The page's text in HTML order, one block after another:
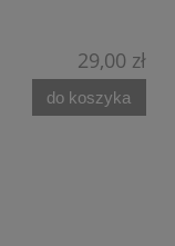
29,00 zł
do koszyka